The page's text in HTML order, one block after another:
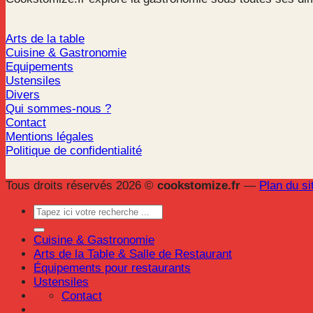
Arts de la table
Cuisine & Gastronomie
Equipements
Ustensiles
Divers
Qui sommes-nous ?
Contact
Mentions légales
Politique de confidentialité
Tous droits réservés 2026 © cookstomize.fr — Plan du
Cuisine & Gastronomie
Arts de la Table & Salle de Restaurant
Équipements pour restaurants
Ustensiles
Contact